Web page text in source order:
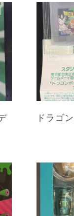
ドラゴ